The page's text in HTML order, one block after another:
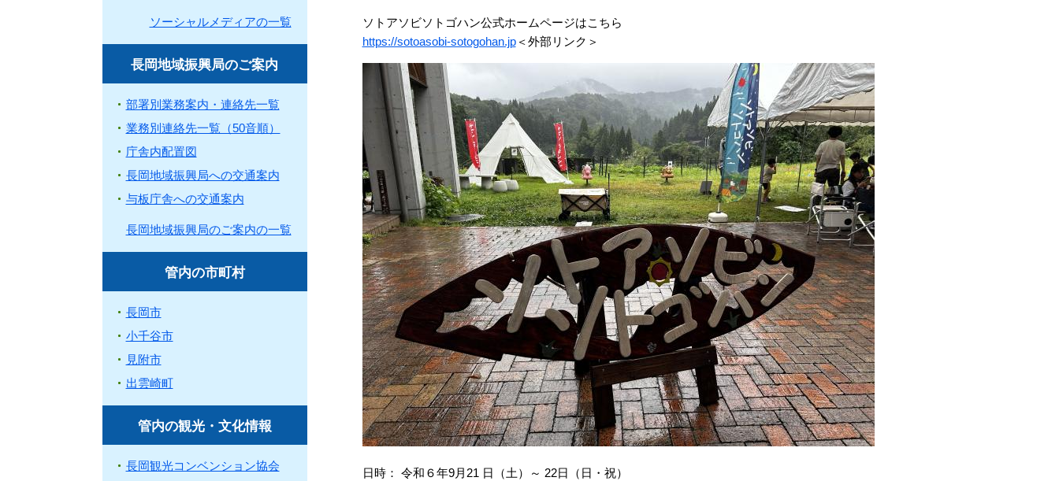
ソトアソビソトゴハン公式ホームページはこちら
https://sotoasobi-sotogohan.jp＜外部リンク＞
日時： 令和６年9月21 日（土）～ 22日（日・祝）
ソーシャルメディアの一覧
長岡地域振興局のご案内
部署別業務案内・連絡先一覧
業務別連絡先一覧（50音順）
庁舎内配置図
長岡地域振興局への交通案内
与板庁舎への交通案内
長岡地域振興局のご案内の一覧
管内の市町村
長岡市
小千谷市
見附市
出雲崎町
管内の観光・文化情報
長岡観光コンベンション協会